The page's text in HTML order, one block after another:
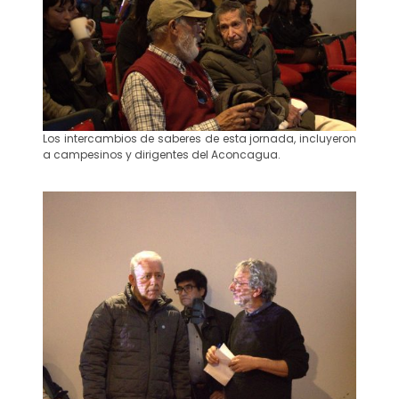
Los intercambios de saberes de esta jornada, incluyeron
a campesinos y dirigentes del Aconcagua.